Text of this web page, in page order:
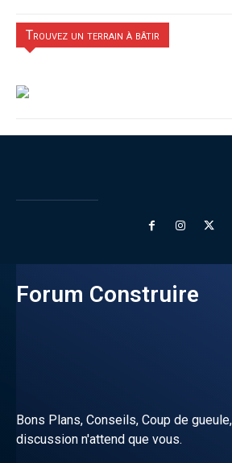
Trouvez un terrain à bâtir
Forum Construire
Bons Plans, Conseils, Coup de
discussion n'attend que vous.